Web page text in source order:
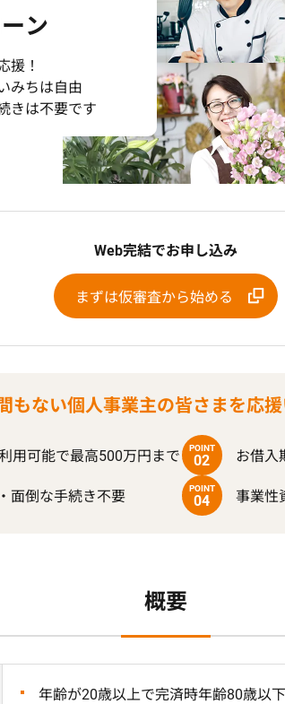
ン
援！
みちは自由
きは不要です
Web完結でお申し込み
まずは仮審査から始める
もない個人事業主の皆さまを応
用可能で最高500万円まで POINT
02 お借入
面倒な手続き不要 POINT
04 事業性
概要
年齢が20歳以上で完済時年齢80歳以